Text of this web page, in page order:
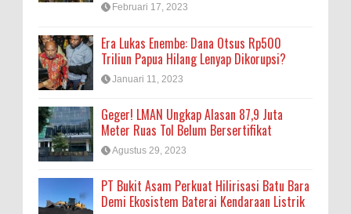
Februari 17, 2023
Era Lukas Enembe: Dana Otsus Rp500
Triliun Papua Hilang Lenyap Dikorupsi?
Januari 11, 2023
Geger! LMAN Ungkap Alasan 87,9 Juta
Meter Ruas Tol Belum Bersertifikat
Agustus 29, 2023
PT Bukit Asam Perkuat Hilirisasi Batu Bara
Demi Ekosistem Baterai Kendaraan Listrik